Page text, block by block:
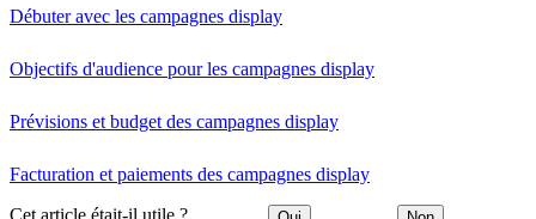
Débuter avec les campagnes display
Objectifs d'audience pour les campagnes display
Prévisions et budget des campagnes display
Facturation et paiements des campagnes display
Cet article était-il utile ?